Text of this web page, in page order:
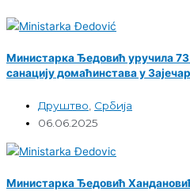
Министарка Ђедовић уручила 73
санацију домаћинстава у
Друштво, Србија
06.06.2025
Министарка Ђедовић